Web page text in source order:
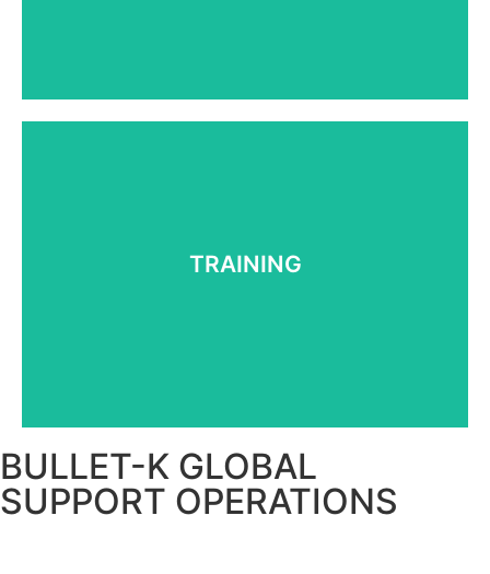
TRAINING
PSD무장경호 해상무장경호
CQB근접전투 FIREARMS
BULLET-K GLOBAL
SUPPORT OPERATIONS